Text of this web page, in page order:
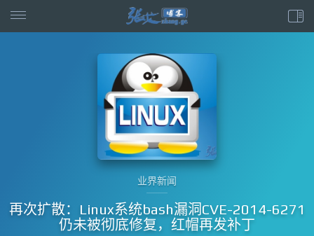
业界新闻
再次扩散：Linux系统bash漏洞CVE-2014-6271
仍未被彻底修复，红帽再发补丁